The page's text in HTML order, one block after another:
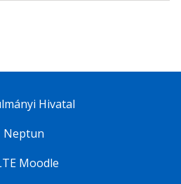
Hivatal
Neptun
Moodle